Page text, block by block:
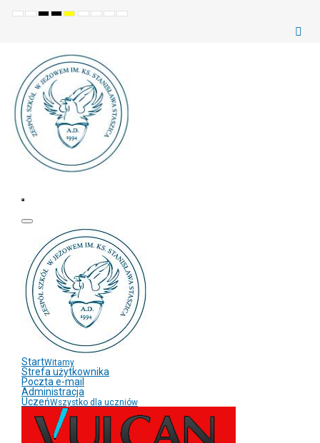
Ustawienia
TrybWysoki
Wysoki
Wysoki
SetSetMake
Set
StartWitamy
Strefa użytkownika
Poczta e-mail
Administracja
UczeńWszystko dla uczniów